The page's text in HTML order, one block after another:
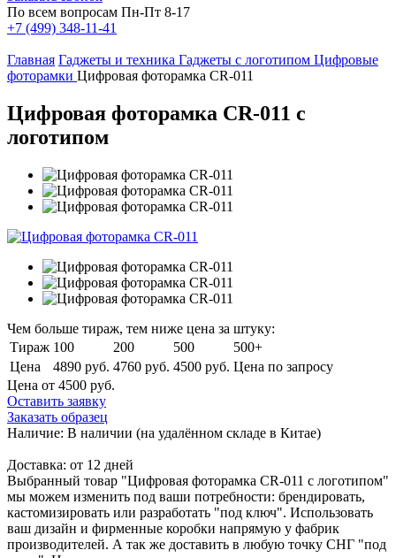
По всем вопросам Пн-Пт 8-17
+7 (499) 348-11-41
Главная Гаджеты и техника Гаджеты с логотипом Цифровые
фоторамки Цифровая фоторамка CR-011
Цифровая фоторамка CR-011 с
логотипом
Чем больше тираж, тем ниже цена за штуку:
Тираж 100 200 500
500+
Цена
4890 руб. 4760 руб. 4500 руб. Цена по запросу
Цена от 4500 руб.
Оставить заявку
Заказать образец
Наличие: В наличии (на удалённом складе в Китае)
Доставка: от 12 дней
Выбранный товар "Цифровая фоторамка CR-011 с логотипом"
мы можем изменить под ваши потребности: брендировать,
кастомизировать или разработать "под ключ". Использовать
ваш дизайн и фирменные коробки напрямую у фабрик
производителей. А так же доставить в любую точку СНГ "под